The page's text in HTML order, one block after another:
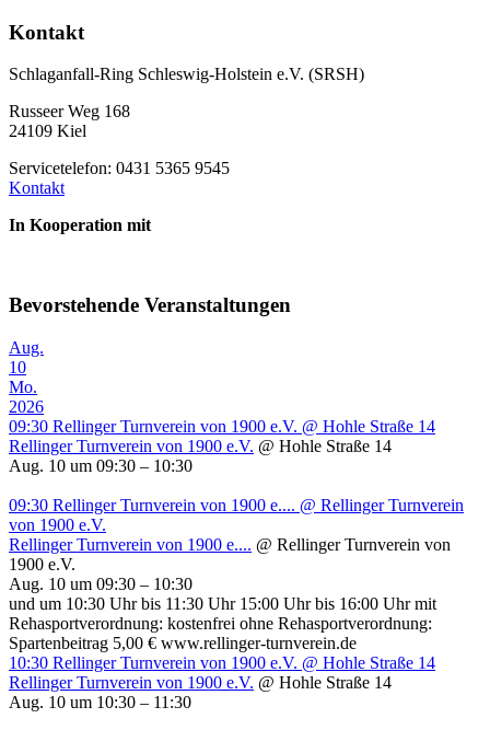
Kontakt
Schlaganfall-Ring Schleswig-Holstein e.V. (SRSH)
Russeer Weg 168
24109 Kiel
Servicetelefon: 0431 5365 9545
Kontakt
In Kooperation mit
Bevorstehende Veranstaltungen
Aug.
10
Mo.
2026
09:30 Rellinger Turnverein von 1900 e.V. @ Hohle Straße 14
Rellinger Turnverein von 1900 e.V. @ Hohle Straße 14
Aug. 10 um 09:30 – 10:30
09:30 Rellinger Turnverein von 1900 e.... @ Rellinger Turnverein
von 1900 e.V.
Rellinger Turnverein von 1900 e.... @ Rellinger Turnverein von
1900 e.V.
Aug. 10 um 09:30 – 10:30
und um 10:30 Uhr bis 11:30 Uhr 15:00 Uhr bis 16:00 Uhr mit
Rehasportverordnung: kostenfrei ohne Rehasportverordnung:
Spartenbeitrag 5,00 € www.rellinger-turnverein.de
10:30 Rellinger Turnverein von 1900 e.V. @ Hohle Straße 14
Rellinger Turnverein von 1900 e.V. @ Hohle Straße 14
Aug. 10 um 10:30 – 11:30